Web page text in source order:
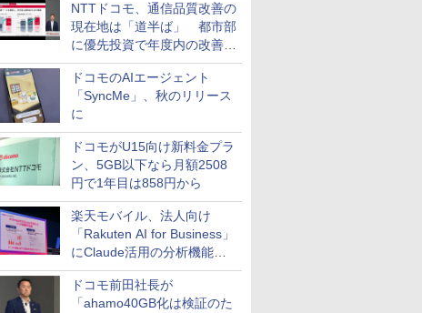
NTTドコモ、通信品質改善の
現在地は「道半ば」 都市部
に優先投資で年度内の改善目
指す
ドコモのAIエージェント
「SyncMe」、秋のリリース
に
ドコモがU15向け新料金プラ
ン、5GB以下なら月額2508
円で1年目は858円から
楽天モバイル、法人向け
「Rakuten AI for Business」
にClaude活用の分析機能な
どを追加
ドコモ前田社長が
「ahamo40GB化は検証のた